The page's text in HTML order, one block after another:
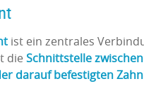
ist ein zentrales
die Schnittstelle
darauf befestigten